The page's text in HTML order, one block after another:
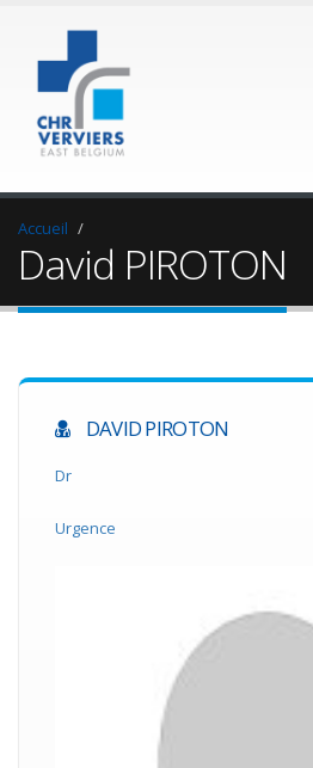
Accueil
David PIROTON
DAVID PIROTON
Dr
Urgence